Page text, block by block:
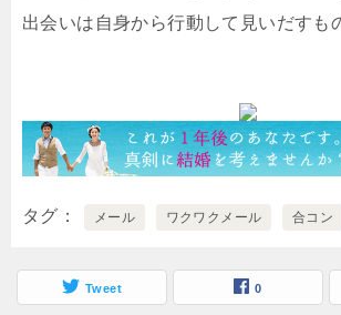
出会いは自身から行動して見いだすも
タグ メール ワクワクメール 合コン
Tweet 0